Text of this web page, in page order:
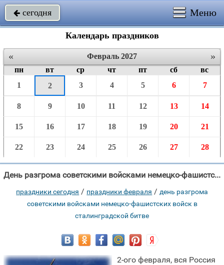
 сегодня Меню
Календарь праздников
« »
Февраль 2027
пн
вт ср чт пт сб
вс
1
2 3 4 5 6 7
8 9 10 11 12 13 14
15 16 17 18 19 20 21
22 23 24 25 26 27 28
День разгрома советскими войсками немецко-фашистских войск в Сталинградской битве . В 2027 году отмечают 2 Февраля.
праздники сегодня / праздники февраля /день разгрома
советскими войсками немецко-фашистских войск в
сталинградской битве
2-ого февраля, вся Россия